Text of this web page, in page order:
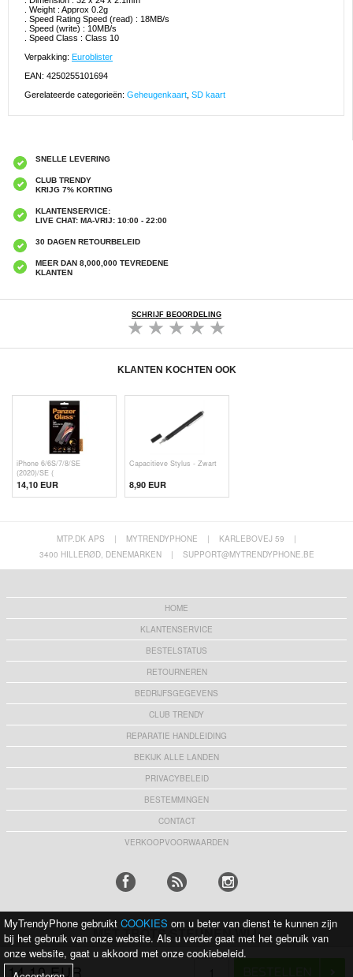
. Weight : Approx 0.2g
. Speed Rating Speed (read) : 18MB/s
. Speed (write) : 10MB/s
. Speed Class : Class 10
Verpakking: Euroblister
EAN: 4250255101694
Gerelateerde categorieën: Geheugenkaart SD kaart
SNELLE LEVERING
CLUB TRENDY
KRIJG 7% KORTING
KLANTENSERVICE:
LIVE CHAT: MA-VRIJ: 10:00 - 22:00
30 DAGEN RETOURBELEID
MEER DAN 8,000,000 TEVREDENE
KLANTEN
SCHRIJF BEOORDELING
KLANTEN KOCHTEN OOK
iPhone 6/6S/7/8/SE
(2020)/SE (
14,10 EUR
Capacitieve Stylus - Zwart
8,90 EUR
14,10 EUR
MTP.DK APS | MYTRENDYPHONE | KARLEBOVEJ 59
|
3400 HILLERØD, DENEMARKEN
| SUPPORT@MYTRENDYPHONE.BE
HOME
KLANTENSERVICE
BESTELSTATUS
RETOURNEREN
BEDRIJFSGEGEVENS
CLUB TRENDY
REPARATIE HANDLEIDING
BEKIJK ALLE LANDEN
PRIVACYBELEID
BESTEMMINGEN
CONTACT
VERKOOPVOORWAARDEN
MET TROTS STEUNEN WIJ:
MyTrendyPhone gebruikt COOKIES om u beter van dienst te kunnen zijn
bij het gebruik van onze website. Als u verder gaat met het gebruik van
onze website, gaat u akkoord met onze cookiebeleid.